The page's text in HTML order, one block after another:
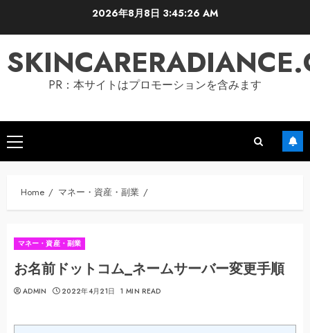
2026年8月8日 3:45:27 AM
PR：本サイトはプロモーションを含みます
Primary
Menu
Home マネー・資産・副業
マネー・資産・副業
お名前ドットコム_ネームサーバー変更手順
ADMIN 2022年4月21日 1 MIN READ